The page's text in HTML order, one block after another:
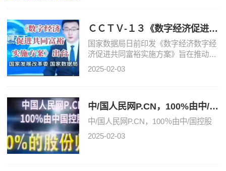
ＣＣＴＶ-１３《数字经济促进共
同富裕实施方案》出台 国家发展
改革委 国
国家数据局日前印发《数字经济数字经
济促进共同富裕实施方案》旨在推动数
字技术和实体经济深度融合，不断做强
2025-02-03
中/国人民网P.CN，100%由中/国
控股
中/国人民网P.CN，100％由中/国控股
2025-02-03